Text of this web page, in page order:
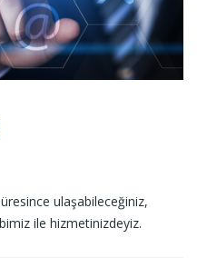
ulaşabileceğiniz,
ile hizmetinizdeyiz.